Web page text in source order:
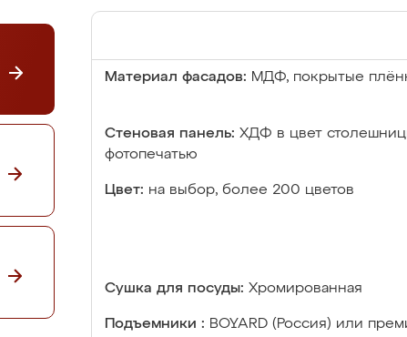
Материал фасадов: МДФ, покрытые
Стеновая панель: ХДФ в цвет
фотопечатью
Цвет: на выбор, более 200 цветов
Сушка для посуды: Хромированная
Подъемники : BOYARD (Россия) или